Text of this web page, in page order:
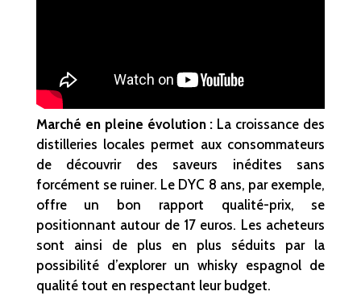
Marché en pleine évolution : La croissance des
distilleries locales permet aux consommateurs
de découvrir des saveurs inédites sans
forcément se ruiner. Le DYC 8 ans, par exemple,
offre un bon rapport qualité-prix, se
positionnant autour de 17 euros. Les acheteurs
sont ainsi de plus en plus séduits par la
possibilité d’explorer un whisky espagnol de
qualité tout en respectant leur budget.